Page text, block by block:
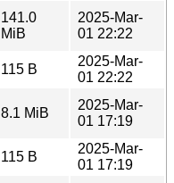
141.0
MiB
2025-Mar-
01 22:22
115 B
2025-Mar-
01 22:22
8.1 MiB
2025-Mar-
01 17:19
115 B
2025-Mar-
01 17:19